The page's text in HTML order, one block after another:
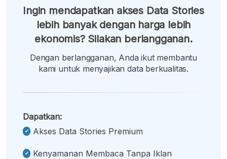
Ingin mendapatkan akses Data Stories
lebih banyak dengan harga lebih
ekonomis? Silakan berlangganan.
Dengan berlangganan, Anda ikut membantu
kami untuk menyajikan data berkualitas.
Dapatkan:
Akses Data Stories Premium
Kenyamanan Membaca Tanpa Iklan